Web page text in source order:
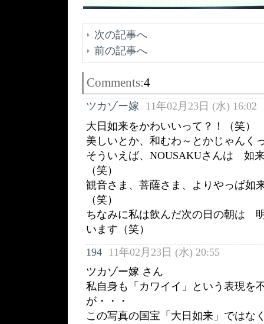
次の記事へ
前の記事へ
Comments:4
ツカゾー嫁
11年02月23日 (水) 16:02
大日如来をかわいいって？！（笑）
美しいとか、和むわ～とかじゃんく
そういえば、NOUSAKUさんは 如
（笑）
観音さま、菩薩さま、よりやっぱ如
（笑）
ちなみに私は飲んだ次の日の朝は
います（笑）
194
11年02月23日 (水) 20:55
ツカゾー嫁 さん
私自身も「カワイイ」という表現を
が・・・
この写真の国宝「大日如来」ではな